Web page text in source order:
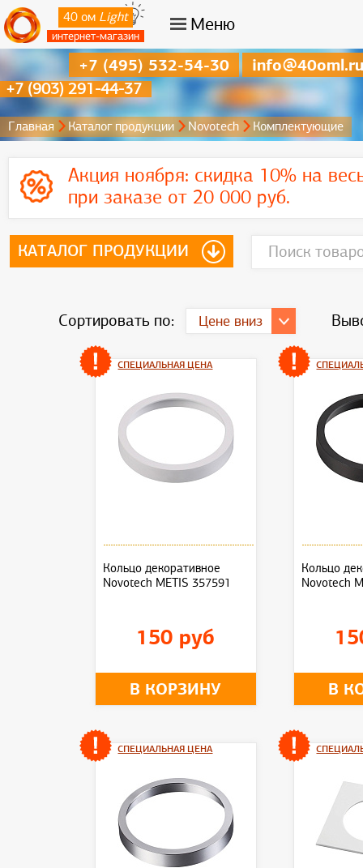
40 ом Light
интернет-магазин
Меню
+7 (903) 291-44-37
+7 (495) 532-54-30 info@40oml.ru
Главная Каталог продукции Novotech Комплектующие
Акция ноября: скидка 10% на
при заказе от 20 000 руб.
КАТАЛОГ ПРОДУКЦИИ
Сортировать по: Цене вниз
СПЕЦИАЛЬНАЯ ЦЕНА
Кольцо декоративное
Novotech METIS 357591
150 руб
В КОРЗИНУ
Кольцо
Novotech
В
СПЕЦИАЛЬНАЯ ЦЕНА